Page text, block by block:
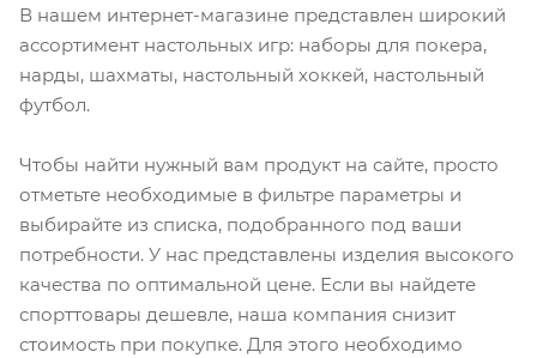
В нашем интернет-магазине представлен широкий
ассортимент настольных игр: наборы для покера,
нарды, шахматы, настольный хоккей, настольный
футбол.
Чтобы найти нужный вам продукт на сайте, просто
отметьте необходимые в фильтре параметры и
выбирайте из списка, подобранного под ваши
потребности. У нас представлены изделия высокого
качества по оптимальной цене. Если вы найдете
спорттовары дешевле, наша компания снизит
стоимость при покупке. Для этого необходимо